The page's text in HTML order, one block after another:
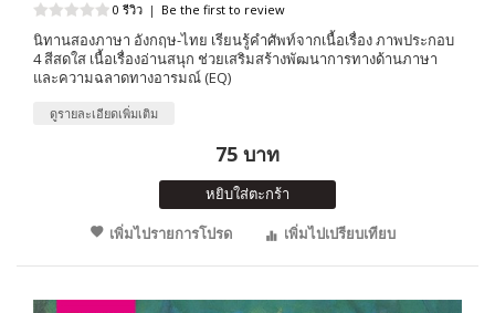
0 รีวิว | Be the first to review
นิทานสองภาษา อังกฤษ-ไทย เรียนรู้คำศัพท์จากเนื้อเรื่อง ภาพประกอบ
4 สีสดใส เนื้อเรื่องอ่านสนุก ช่วยเสริมสร้างพัฒนาการทางด้านภาษา
และความฉลาดทางอารมณ์ (EQ)
ดูรายละเอียดเพิ่มเติม
75 บาท
หยิบใส่ตะกร้า
เพิ่มไปรายการโปรด
เพิ่มไปเปรียบเทียบ